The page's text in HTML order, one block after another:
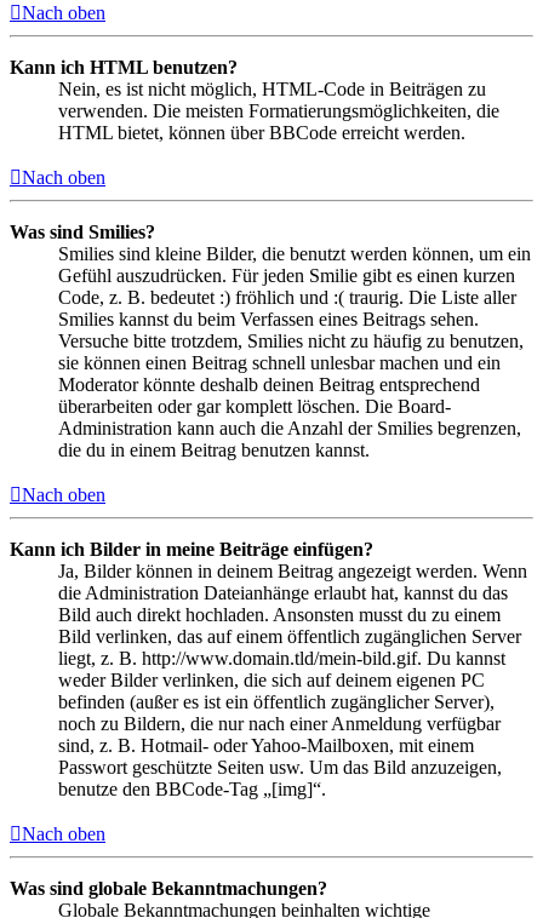
Nach oben
Kann ich HTML benutzen?
Nein, es ist nicht möglich, HTML-Code in Beiträgen zu
verwenden. Die meisten Formatierungsmöglichkeiten, die
HTML bietet, können über BBCode erreicht werden.
Nach oben
Was sind Smilies?
Smilies sind kleine Bilder, die benutzt werden können, um ein
Gefühl auszudrücken. Für jeden Smilie gibt es einen kurzen
Code, z. B. bedeutet :) fröhlich und :( traurig. Die Liste aller
Smilies kannst du beim Verfassen eines Beitrags sehen.
Versuche bitte trotzdem, Smilies nicht zu häufig zu benutzen,
sie können einen Beitrag schnell unlesbar machen und ein
Moderator könnte deshalb deinen Beitrag entsprechend
überarbeiten oder gar komplett löschen. Die Board-
Administration kann auch die Anzahl der Smilies begrenzen,
die du in einem Beitrag benutzen kannst.
Nach oben
Kann ich Bilder in meine Beiträge einfügen?
Ja, Bilder können in deinem Beitrag angezeigt werden. Wenn
die Administration Dateianhänge erlaubt hat, kannst du das
Bild auch direkt hochladen. Ansonsten musst du zu einem
Bild verlinken, das auf einem öffentlich zugänglichen Server
liegt, z. B. http://www.domain.tld/mein-bild.gif. Du kannst
weder Bilder verlinken, die sich auf deinem eigenen PC
befinden (außer es ist ein öffentlich zugänglicher Server),
noch zu Bildern, die nur nach einer Anmeldung verfügbar
sind, z. B. Hotmail- oder Yahoo-Mailboxen, mit einem
Passwort geschützte Seiten usw. Um das Bild anzuzeigen,
benutze den BBCode-Tag „[img]“.
Nach oben
Was sind globale Bekanntmachungen?
Globale Bekanntmachungen beinhalten wichtige